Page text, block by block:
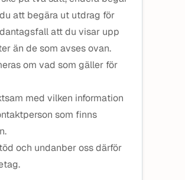
att begära ut utdrag för
att du visar upp
än de som avses ovan.
om vad som gäller för
med vilken information
som finns
och undanber oss därför